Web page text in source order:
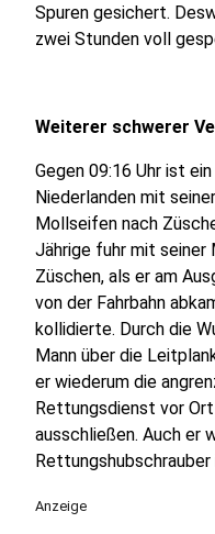
Spuren gesichert.
zwei Stunden voll
Weiterer schwerer
Gegen 09:16 Uhr ist
Niederlanden mit
Mollseifen nach
Jährige fuhr mit seiner
Züschen, als er am
von der Fahrbahn
kollidierte. Durch die
Mann über die
er wiederum die
Rettungsdienst vor
ausschließen. Auch er
Rettungshubschrauber
Anzeige